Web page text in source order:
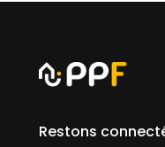
Restons